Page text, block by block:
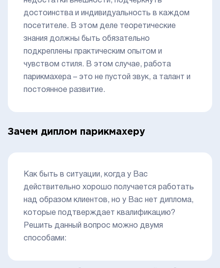
достоинства и индивидуальность в каждом
посетителе. В этом деле теоретические
знания должны быть обязательно
подкреплены практическим опытом и
чувством стиля. В этом случае, работа
парикмахера – это не пустой звук, а талант и
постоянное развитие.
Зачем диплом парикмахеру
Как быть в ситуации, когда у Вас
действительно хорошо получается работать
над образом клиентов, но у Вас нет диплома,
которые подтверждает квалификацию?
Решить данный вопрос можно двумя
способами: